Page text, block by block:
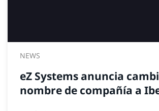
NEWS
eZ Systems anuncia
nombre de compañía a